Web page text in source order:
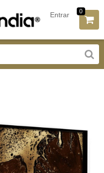
Entrar 0